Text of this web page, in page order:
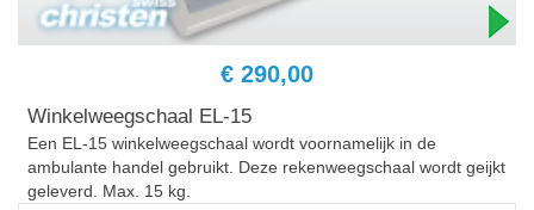
€ 290,00
Winkelweegschaal EL-15
Een EL-15 winkelweegschaal wordt voornamelijk in de
ambulante handel gebruikt. Deze rekenweegschaal wordt geijkt
geleverd. Max. 15 kg.